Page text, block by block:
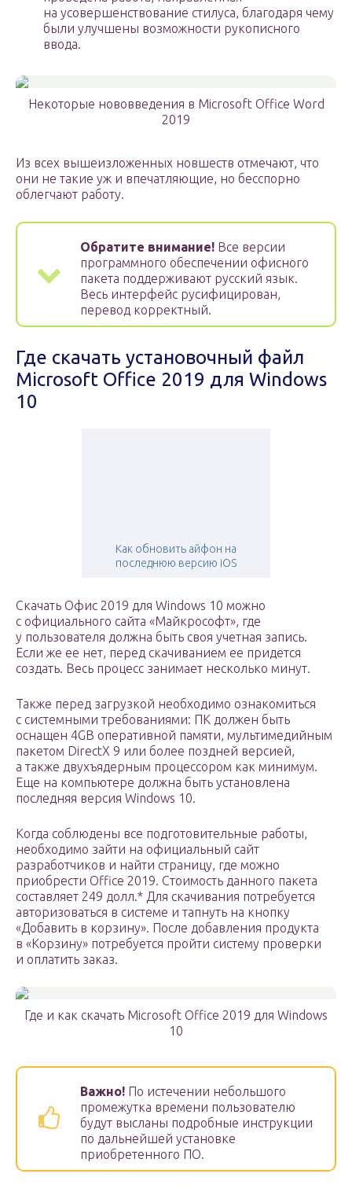
на усовершенствование стилуса, благодаря чему
были улучшены возможности рукописного
ввода.
Некоторые нововведения в Microsoft Office Word
2019
Из всех вышеизложенных новшеств отмечают, что
они не такие уж и впечатляющие, но бесспорно
облегчают работу.
Обратите внимание! Все версии
программного обеспечении офисного
пакета поддерживают русский язык.
Весь интерфейс русифицирован,
перевод корректный.
Где скачать установочный файл
Microsoft Office 2019 для Windows
10
Как обновить айфон на
последнюю версию iOS
Скачать Офис 2019 для Windows 10 можно
с официального сайта «Майкрософт», где
у пользователя должна быть своя учетная запись.
Если же ее нет, перед скачиванием ее придется
создать. Весь процесс занимает несколько минут.
Также перед загрузкой необходимо ознакомиться
с системными требованиями: ПК должен быть
оснащен 4GB оперативной памяти, мультимедийным
пакетом DirectX 9 или более поздней версией,
а также двухъядерным процессором как минимум.
Еще на компьютере должна быть установлена
последняя версия Windows 10.
Когда соблюдены все подготовительные работы,
необходимо зайти на официальный сайт
разработчиков и найти страницу, где можно
приобрести Office 2019. Стоимость данного пакета
составляет 249 долл.* Для скачивания потребуется
авторизоваться в системе и тапнуть на кнопку
«Добавить в корзину». После добавления продукта
в «Корзину» потребуется пройти систему проверки
и оплатить заказ.
Где и как скачать Microsoft Office 2019 для Windows
10
Важно! По истечении небольшого
промежутка времени пользователю
будут высланы подробные инструкции
по дальнейшей установке
приобретенного ПО.